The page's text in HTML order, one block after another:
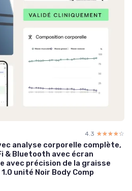
4.3 ☆☆☆☆☆
★★★★★
analyse corporelle complète,
& Bluetooth avec écran
avec précision de la graisse
unité Noir Body Comp